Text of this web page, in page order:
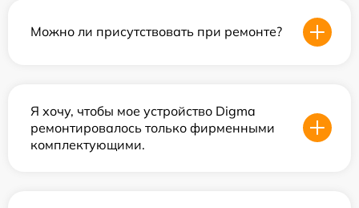
Можно ли присутствовать при ремонте?
Я хочу, чтобы мое устройство Digma
ремонтировалось только фирменными
комплектующими.